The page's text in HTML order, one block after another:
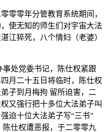
零零年分管教育系统期间，
使无知的师生们对宇宙大法
江猝死，八个情妇（老婆）
处党委书记，陈仕权紧跟
月二十五日将临时，陈仕权
子到月梅拘 留所迫害，二
又强行把十多位大法弟子叫
迫十位大法弟子写“三书”
陈仕权遭恶报，于二零零九